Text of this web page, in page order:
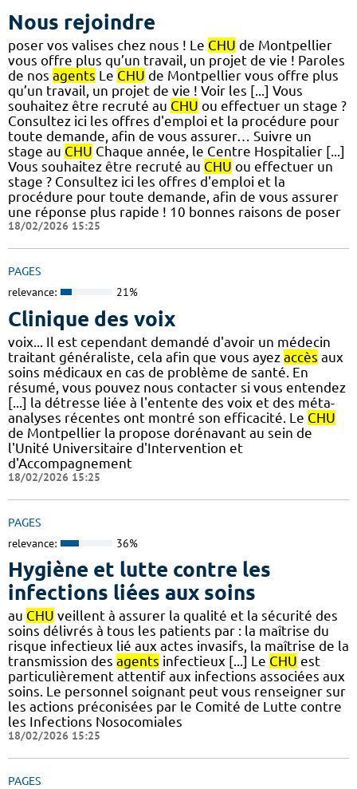
Nous rejoindre
poser vos valises chez nous ! Le CHU de Montpellier
vous offre plus qu’un travail, un projet de vie ! Paroles
de nos agents Le CHU de Montpellier vous offre plus
qu’un travail, un projet de vie ! Voir les [...] Vous
souhaitez être recruté au CHU ou effectuer un stage ?
Consultez ici les offres d'emploi et la procédure pour
toute demande, afin de vous assurer… Suivre un
stage au CHU Chaque année, le Centre Hospitalier [...]
Vous souhaitez être recruté au CHU ou effectuer un
stage ? Consultez ici les offres d'emploi et la
procédure pour toute demande, afin de vous assurer
une réponse plus rapide ! 10 bonnes raisons de poser
18/02/2026 15:25
PAGES
relevance: 21%
Clinique des voix
voix... Il est cependant demandé d'avoir un médecin
traitant généraliste, cela afin que vous ayez accès aux
soins médicaux en cas de problème de santé. En
résumé, vous pouvez nous contacter si vous entendez
[...] la détresse liée à l'entente des voix et des méta-
analyses récentes ont montré son efficacité. Le CHU
de Montpellier la propose dorénavant au sein de
l'Unité Universitaire d'Intervention et
d'Accompagnement
18/02/2026 15:25
PAGES
relevance: 36%
Hygiène et lutte contre les
infections liées aux soins
au CHU veillent à assurer la qualité et la sécurité des
soins délivrés à tous les patients par : la maîtrise du
risque infectieux lié aux actes invasifs, la maîtrise de la
transmission des agents infectieux [...] Le CHU est
particulièrement attentif aux infections associées aux
soins. Le personnel soignant peut vous renseigner sur
les actions préconisées par le Comité de Lutte contre
les Infections Nosocomiales
18/02/2026 15:25
PAGES